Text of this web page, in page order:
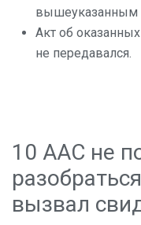
вышеуказанным
Акт об
не передавался.
10 ААС не
вызвал